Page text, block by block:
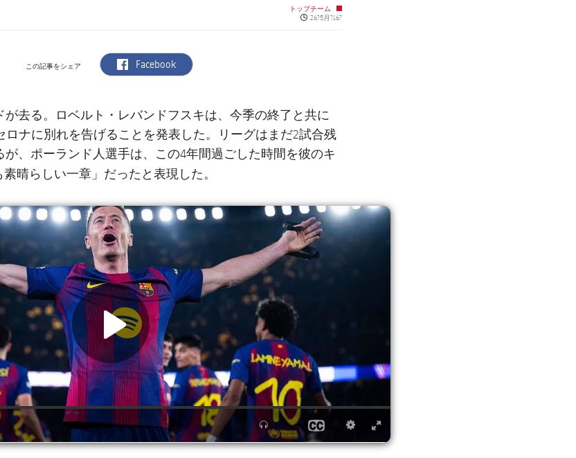
トップチーム
Published news
26?5月?16?
この記事をシェア label.aria.facebook
Facebook
去る。 ロベルト・レバンドフスキは、今季の終了と共に
ロナに別れを告げることを発表した。リーグはまだ2試合残
が、ポーランド人選手は、この4年間過ごした時間を彼のキ
素晴らしい一章 」だったと表現した。